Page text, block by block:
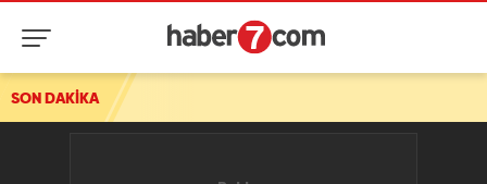
SON DAKİKA